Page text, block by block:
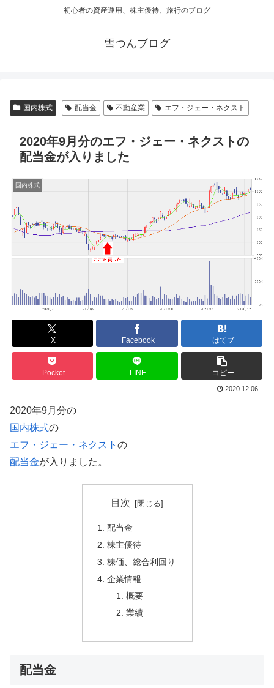
初心者の資産運用、株主優待、旅行のブログ
雪つんブログ
国内株式 配当金 不動産業 エフ・ジェー・ネクスト
2020年9月分のエフ・ジェー・ネクストの
配当金が入りました
国内株式
X Facebook はてブ
Pocket LINE コピー
2020.12.06
2020年9月分の
国内株式の
エフ・ジェー・ネクスト の
配当金が入りました。
目次
配当金
株主優待
株価、総合利回り
企業情報
概要
業績
配当金